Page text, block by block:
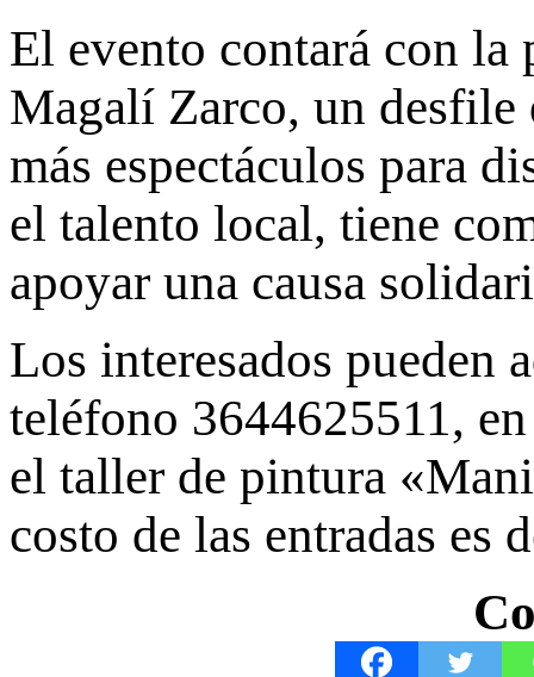
El evento contará con la
Magalí Zarco, un desfile
más espectáculos para
el talento local, tiene
apoyar una causa
Los interesados pueden
teléfono 3644625511,
el taller de pintura
costo de las entradas es